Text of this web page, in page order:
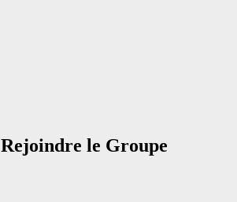
Rejoindre le Groupe